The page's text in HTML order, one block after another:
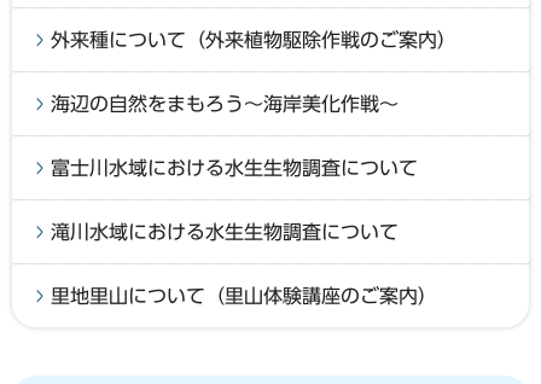
外来種について（外来植物駆除作戦のご案内）
海辺の自然をまもろう～海岸美化作戦～
富士川水域における水生生物調査について
滝川水域における水生生物調査について
里地里山について（里山体験講座のご案内）